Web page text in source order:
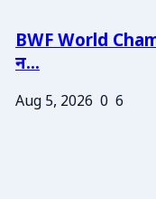
BWF World
न...
Aug 5, 2026 0 6